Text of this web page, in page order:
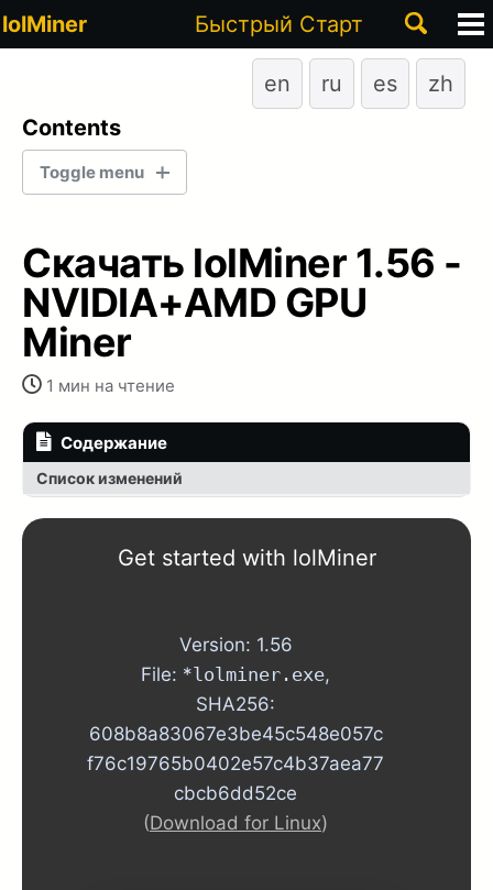
lolMiner Быстрый Старт
Toggle
search
en
ru es
zh
Contents
Toggle menu
1.93
1.88
1.76A
1.76
1.75
Скачать lolMiner 1.56 -
NVIDIA+AMD GPU
Miner
1 мин на чтение
Содержание
Список изменений
Get started with lolMiner
Version: 1.56
File: *lolminer.exe,
SHA256:
608b8a83067e3be45c548e057c
f76c19765b0402e57c4b37aea77
cbcb6dd52ce
(Download for Linux)